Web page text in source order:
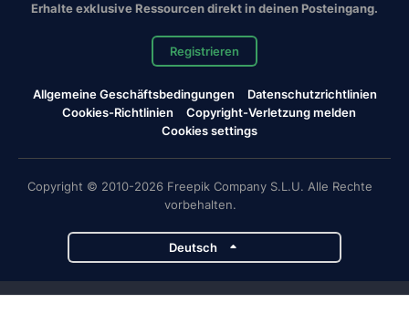
Erhalte exklusive Ressourcen direkt in deinen Posteingang.
Registrieren
Allgemeine Geschäftsbedingungen
Datenschutzrichtlinien
Cookies-Richtlinien
Copyright-Verletzung melden
Cookies settings
Copyright © 2010-2026 Freepik Company S.L.U. Alle Rechte
vorbehalten.
Deutsch